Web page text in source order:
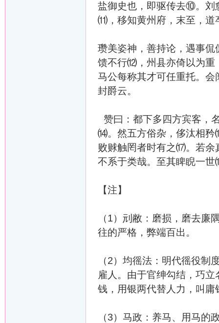
盐御史也，即驱传去⑩。刘
⑾，移知黄州府，末至，道
瓒美姿神，善持论，遇事
馈不行⑿，州县亦倚以为重
马公每称其才可任重托。
封爵云。
赞曰：都下多四方宾客，
⒁。然五方俗杂，侈汰相
败赇触罔者时有之⒄。若余
不系于类哉。至其睥睨一
【注】
（1）刓敝：磨损，磨去廉
往的严格，弊端百出。
（2）均徭法：明代徭役制
雇人。由于官绅勾结，巧
钱，用银两代替人力，叫庸
（3）马政：养马、用马的